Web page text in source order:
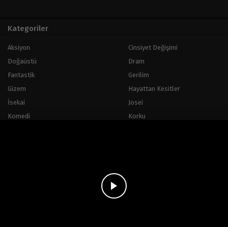
Kategoriler
Aksiyon
Cinsiyet Değişimi
Doğaüstü
Dram
Fantastik
Gerilim
Gizem
Hayattan Kesitler
İsekai
Josei
Komedi
Korku